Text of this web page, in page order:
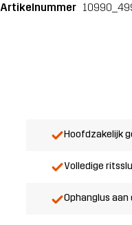
Artikelnummer
Hoofdzakelijk
Volledige
Ophanglus